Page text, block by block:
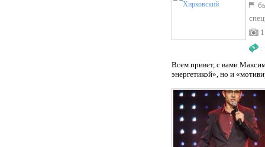
1
:
Всем привет, с вами
энергетикой», но и